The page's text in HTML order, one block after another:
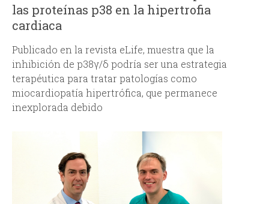
las proteínas p38 en la hipertrofia
cardiaca
Publicado en la revista eLife, muestra que la
inhibición de p38γ/δ podría ser una estrategia
terapéutica para tratar patologías como
miocardiopatía hipertrófica, que permanece
inexplorada debido